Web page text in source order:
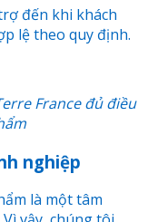
đến khi khách
lệ theo quy định.
Franceđủ điều
nghiệp
là một tâm